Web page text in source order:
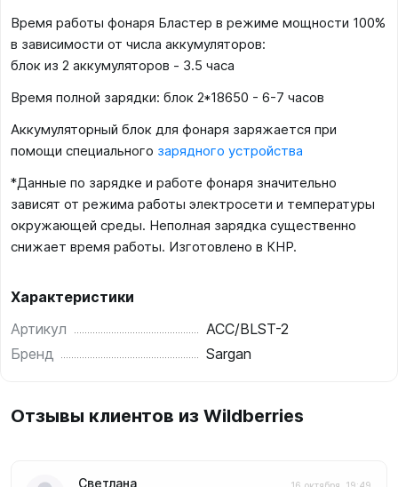
Время работы фонаря Бластер в режиме мощности 100%
в зависимости от числа аккумуляторов:
блок из 2 аккумуляторов - 3.5 часа
Время полной зарядки: блок 2*18650 - 6-7 часов
Аккумуляторный блок для фонаря заряжается при
помощи специального зарядного устройства
*Данные по зарядке и работе фонаря значительно
зависят от режима работы электросети и температуры
окружающей среды. Неполная зарядка существенно
снижает время работы. Изготовлено в КНР.
Характеристики
Артикул
ACC/BLST-2
Бренд
Sargan
Отзывы клиентов из Wildberries
Светлана